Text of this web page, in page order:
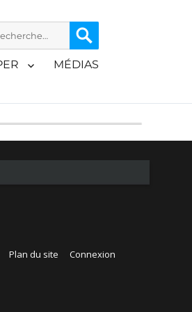
:
MÉDIAS
Plan du site Connexion